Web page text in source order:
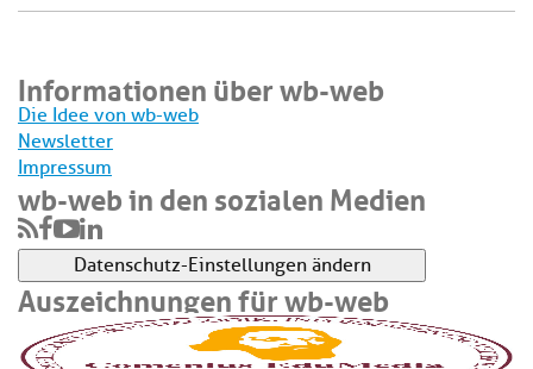
Informationen über wb-web
Die Idee von wb-web
Newsletter
Impressum
wb-web in den sozialen Medien
Datenschutz-Einstellungen ändern
Auszeichnungen für wb-web